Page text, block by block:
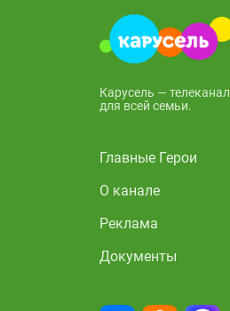
Карусель — телеканал
для всей семьи.
Главные Герои
О канале
Реклама
Документы